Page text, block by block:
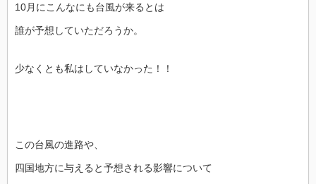
10月にこんなにも台風が来るとは
誰が予想していただろうか。
少なくとも私はしていなかった！！
この台風の進路や、
四国地方に与えると予想される影響について